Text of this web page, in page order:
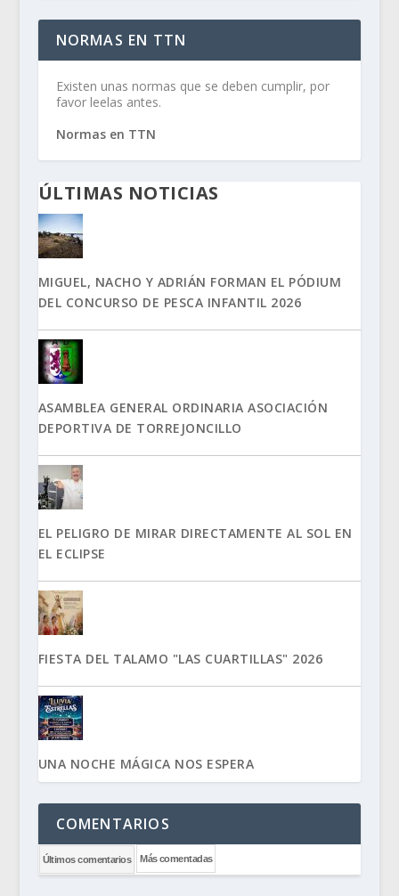
NORMAS EN TTN
Existen unas normas que se deben cumplir, por
favor leelas antes.
Normas en TTN
ÚLTIMAS NOTICIAS
MIGUEL, NACHO Y ADRIÁN FORMAN EL PÓDIUM
DEL CONCURSO DE PESCA INFANTIL 2026
ASAMBLEA GENERAL ORDINARIA ASOCIACIÓN
DEPORTIVA DE TORREJONCILLO
EL PELIGRO DE MIRAR DIRECTAMENTE AL SOL EN
EL ECLIPSE
FIESTA DEL TALAMO "LAS CUARTILLAS" 2026
UNA NOCHE MÁGICA NOS ESPERA
COMENTARIOS
Últimos comentarios Más comentadas